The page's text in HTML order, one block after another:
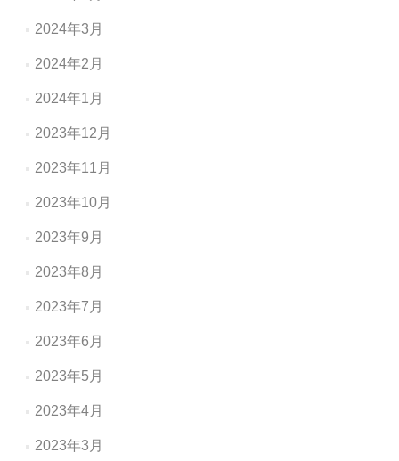
2024年3月
2024年2月
2024年1月
2023年12月
2023年11月
2023年10月
2023年9月
2023年8月
2023年7月
2023年6月
2023年5月
2023年4月
2023年3月